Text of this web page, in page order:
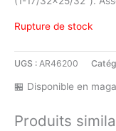
Rupture de stock
UGS : AR46200
🏪 Disponible en
Produits